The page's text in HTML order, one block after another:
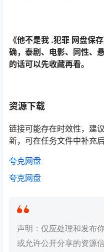
《他不是我 .犯罪 网盘保
确，泰剧、电影、同性、
的话可以先收藏再看。
资源下载
链接可能存在时效性，建
新，可在任务文件中补充后
夸克网盘
夸克网盘
声明：仅应处理和发布
或允许公开分享的资源